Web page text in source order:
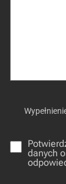
danych